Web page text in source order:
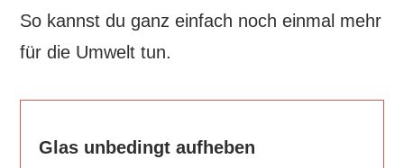
So kannst du ganz einfach noch einmal mehr
für die Umwelt tun.
Glas unbedingt aufheben